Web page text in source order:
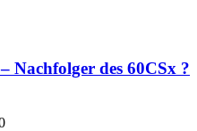
Nachfolger des 60CSx ?